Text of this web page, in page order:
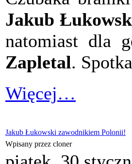
Jakub
natomiast dla
Zapletal.
Więcej…
Jakub Łukowski zawodnikiem Polonii!
Wpisany przez cloner